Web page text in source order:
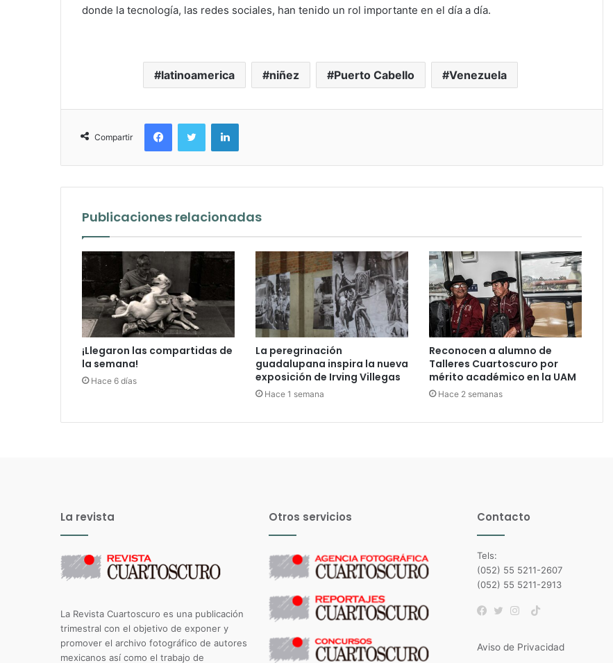
donde la tecnología, las redes sociales, han tenido un rol importante en el día a día.
latinoamerica niñez Puerto Cabello Venezuela
Compartir
FacebookTwitter LinkedIn
Publicaciones relacionadas
¡Llegaron las compartidas de
la semana!
Hace 6 días
La peregrinación
guadalupana inspira la nueva
exposición de Irving Villegas
Hace 1 semana
Reconocen a alumno de
Talleres Cuartoscuro por
mérito académico en la UAM
Hace 2 semanas
La revista
La Revista Cuartoscuro es una publicación
trimestral con el objetivo de exponer y
promover el archivo fotográfico de autores
mexicanos así como el trabajo de
Otros servicios Contacto
Tels:
(052) 55 5211-2607
(052) 55 5211-2913
TikTok
Aviso de Privacidad